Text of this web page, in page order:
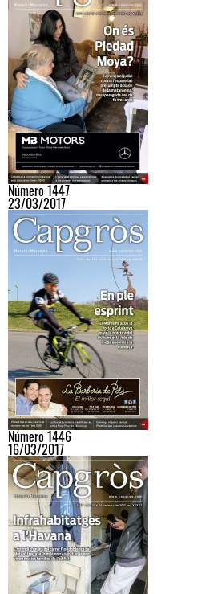
Número 1447
23/03/2017
Número 1446
16/03/2017